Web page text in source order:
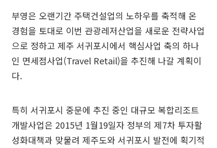
부영은 오랜기간 주택건설업의 노하우를 축적해 온
경험을 토대로 이번 관광레저산업을 새로운 전략사업
으로 정하고 제주 서귀포시에서 핵심사업 축의 하나
인 면세점사업(Travel Retail)을 추진해 나갈 계획이
다.
특히 서귀포시 중문에 추진 중인 대규모 복합리조트
개발사업은 2015년 1월19일자 정부의 제7차 투자활
성화대책과 맞물려 제주도와 서귀포시 발전에 획기적